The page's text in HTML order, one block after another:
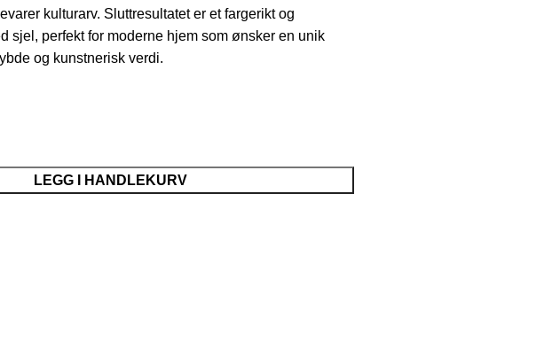
kulturarv. Sluttresultatet er et fargerikt og
sjel, perfekt for moderne hjem som ønsker en unik
og kunstnerisk verdi.
LEGG I HANDLEKURV